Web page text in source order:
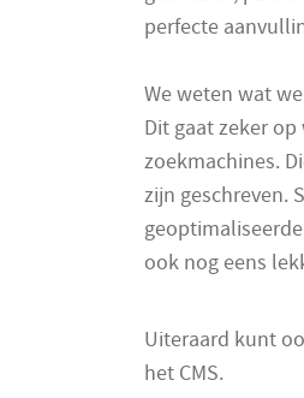
perfecte
We weten wat
Dit gaat zeker
zoekmachines.
zijn geschreven.
ook nog eens
Uiteraard kunt
het CMS.